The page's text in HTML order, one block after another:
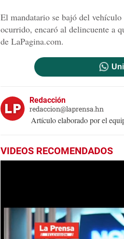
El mandatario se bajó del
ocurrido, encaró al delincuente a
de LaPagina.com.
Redacción
redaccion@laprensa.hn
Artículo elaborado por el
VIDEOS RECOMENDADOS